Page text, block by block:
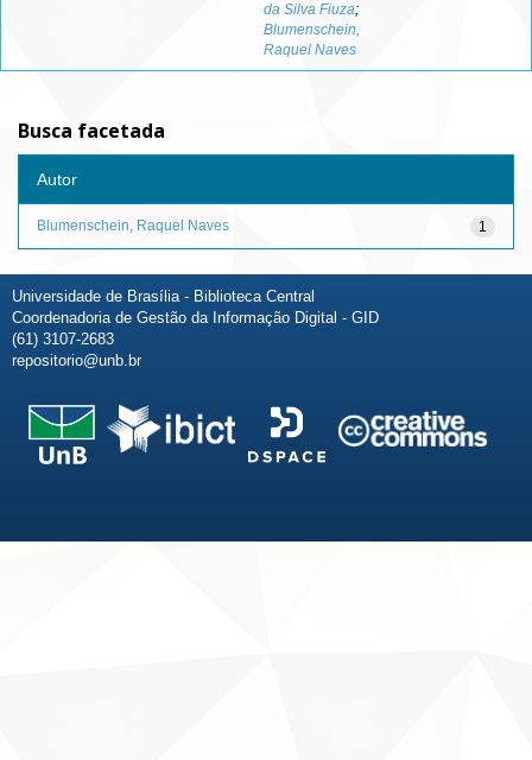
da Silva Fiuza;
Blumenschein,
Raquel Naves
Busca facetada
Autor
1
Blumenschein, Raquel Naves
Universidade de Brasília - Biblioteca Central
Coordenadoria de Gestão da Informação Digital - GID
(61) 3107-2683
repositorio@unb.br